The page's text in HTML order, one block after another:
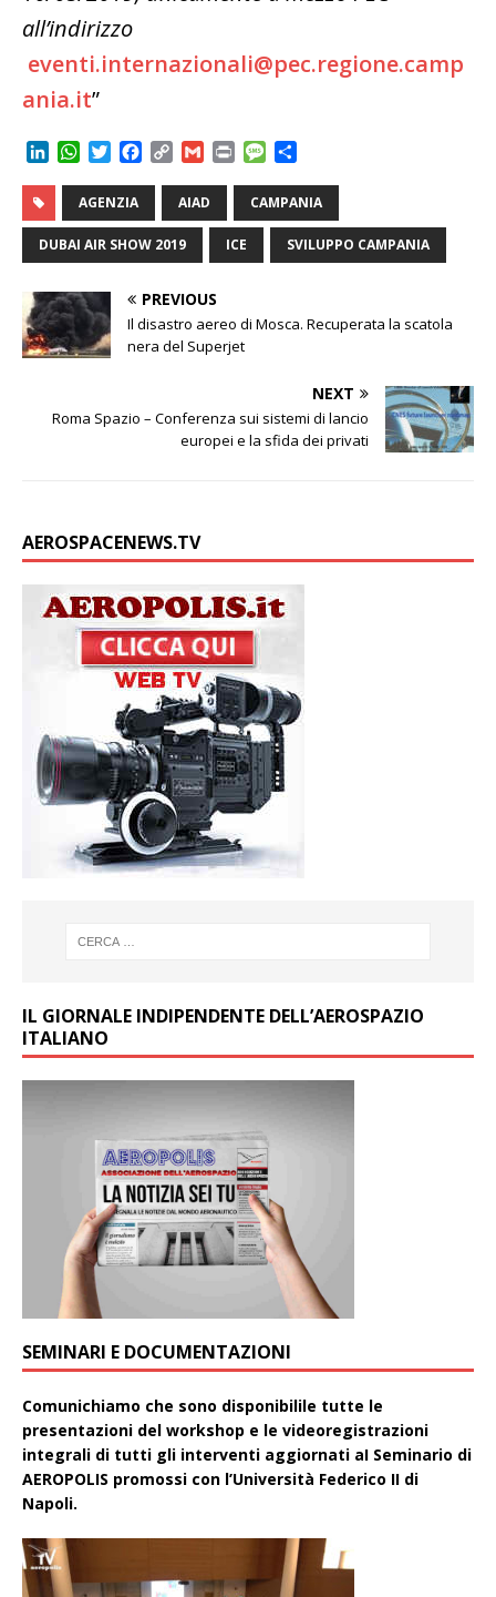
all’indirizzo
eventi.internazionali@pec.regione.camp
ania.it”
k
e
d
n
W
a
t
s
A
p
T
i
t
t
e
e
b
o
k
C
p
y
L
i
k
G
a
i
P
n
t
M
s
s
g
n
d
i
v
i
AGENZIA AIAD CAMPANIA
DUBAI AIR SHOW 2019 ICE SVILUPPO CAMPANIA
PREVIOUS
Il disastro aereo di Mosca. Recuperata la scatola
nera del Superjet
NEXT
Roma Spazio – Conferenza sui sistemi di lancio
europei e la sfida dei privati
AEROSPACENEWS.TV
IL GIORNALE INDIPENDENTE DELL’AEROSPAZIO
ITALIANO
SEMINARI E DOCUMENTAZIONI
Comunichiamo che sono disponibilile tutte le
presentazioni del workshop e le videoregistrazioni
integrali di tutti gli interventi aggiornati aI Seminario di
AEROPOLIS promossi con l’Università Federico II di
Napoli.